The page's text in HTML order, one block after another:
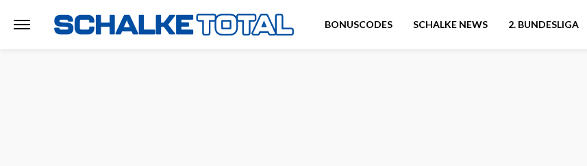
BONUSCODES SCHALKE NEWS 2. BUNDESLIGA